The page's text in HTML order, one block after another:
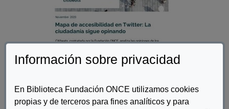
Información sobre privacidad
En Biblioteca Fundación ONCE utilizamos cookies
propias y de terceros para fines analíticos y para